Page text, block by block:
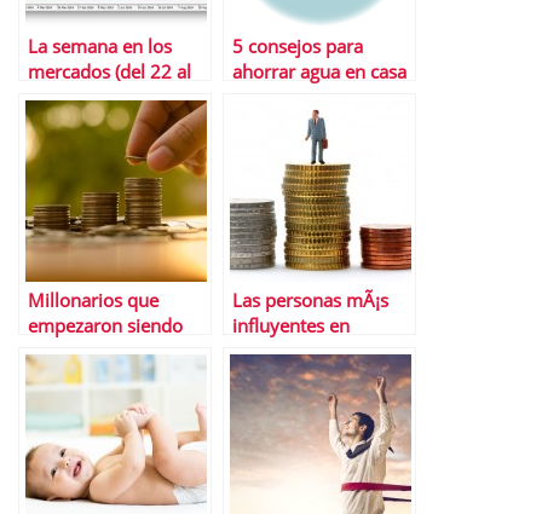
La semana en los
mercados (del 22 al
26 de septiembre)
5 consejos para
ahorrar agua en casa
Millonarios que
empezaron siendo
pobres
Las personas mÃ¡s
influyentes en
finanzas